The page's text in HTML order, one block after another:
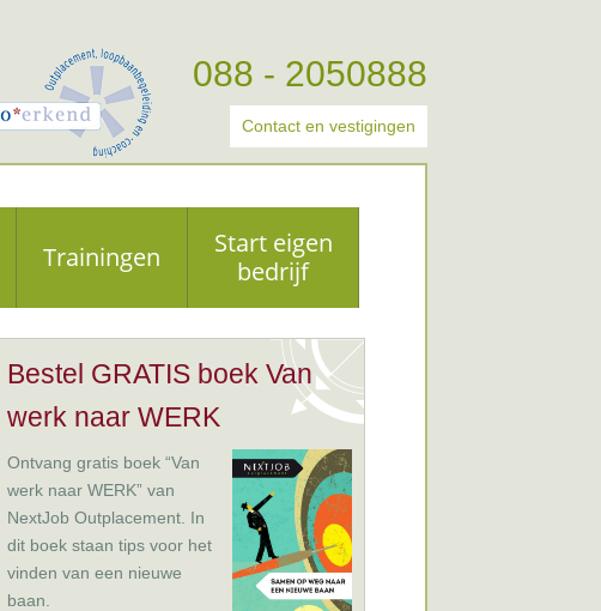
088 - 2050888
Contact en vestigingen
Trainingen
Start eigen
bedrijf
Bestel GRATIS boek Van
werk naar WERK
Ontvang gratis boek “Van
werk naar WERK” van
NextJob Outplacement. In
dit boek staan tips voor het
vinden van een nieuwe
baan.